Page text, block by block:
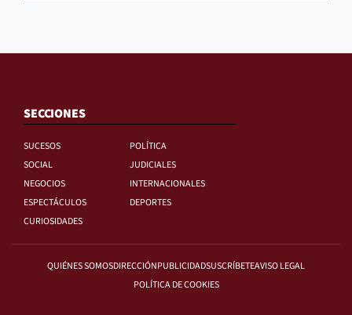
SECCIONES
SUCESOS
POLÍTICA
SOCIAL
JUDICIALES
NEGOCIOS
INTERNACIONALES
ESPECTÁCULOS
DEPORTES
CURIOSIDADES
QUIÉNES SOMOSDIRECCIÓNPUBLICIDADSUSCRÍBETEAVISO LEGAL
POLÍTICA DE COOKIES